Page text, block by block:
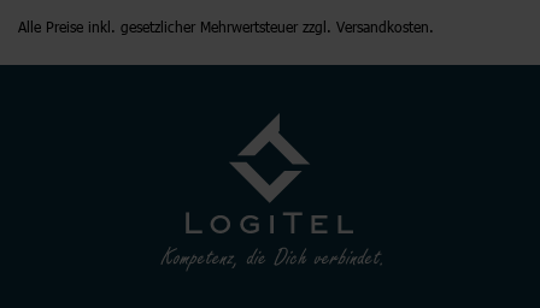
Alle Preise inkl. gesetzlicher Mehrwertsteuer zzgl. Versandkosten.